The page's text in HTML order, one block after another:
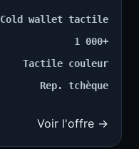
Cold wallet tactile
1 000+
Tactile couleur
Rep. tchèque
Voir l'offre →